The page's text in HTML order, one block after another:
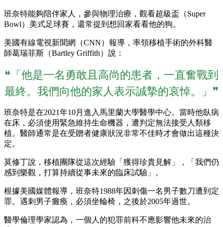
班奈特能夠陪伴家人，參與物理治療，觀看超級盃（Super
Bowl）美式足球賽，還常提到想回家看看他的狗。
美國有線電視新聞網（CNN）報導，率領移植手術的外科醫
師葛瑞菲斯（Bartley Griffith）說：
❝「他是一名勇敢且高尚的患者，一直奮戰到
最終。我們向他的家人表示誠摯的哀悼。」❞
班奈特是在2021年10月進入馬里蘭大學醫學中心。當時他臥病
在床，必須使用緊急維持生命機器，遭判定無法接受人類移
植。醫師通常是在受贈者健康狀況非常不佳時才會做出這種決
定。
莫修丁說，移植團隊從這次經驗「獲得珍貴見解」，「我們仍
感到樂觀，打算持續從事未來的臨床試驗」。
根據美國媒體報導，班奈特1988年因刺傷一名男子數刀遭到定
罪。遇刺男子癱瘓，必須坐輪椅，之後於2005年過世。
醫學倫理學家認為，一個人的犯罪前科不應影響他未來的治